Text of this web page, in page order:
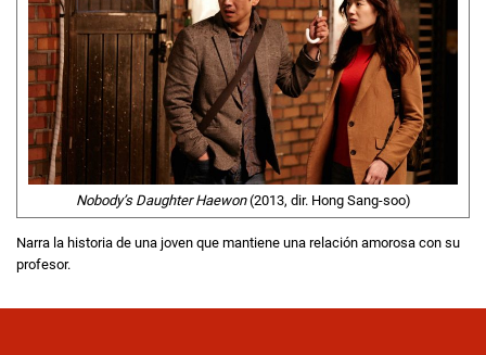
Nobody’s Daughter Haewon(2013, dir. Hong Sang-soo)
Narra la historia de una joven que mantiene una relación amorosa con su
profesor.